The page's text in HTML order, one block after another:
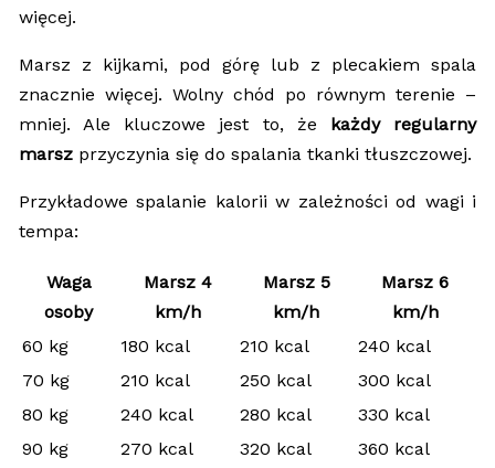
więcej.
Marsz z kijkami, pod górę lub z plecakiem spala
znacznie więcej. Wolny chód po równym terenie –
mniej. Ale kluczowe jest to, że każdy regularny
marszprzyczynia się do spalania tkanki tłuszczowej.
Przykładowe spalanie kalorii w zależności od wagi i
tempa:
Waga
osoby
Marsz 4
km/h
Marsz 5
km/h
Marsz 6
km/h
60 kg
180 kcal 210 kcal
240 kcal
70 kg
210 kcal 250 kcal
300 kcal
80 kg
240 kcal 280 kcal
330 kcal
90 kg
270 kcal 320 kcal 360 kcal